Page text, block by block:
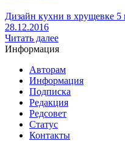
Дизайн кухни в хрущевке 5
28.12.2016
Читать далее
Информация
Авторам
Информация
Подписка
Редакция
Редсовет
Статус
Контакты